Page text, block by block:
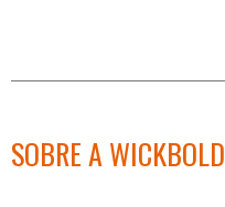
SOBRE A WICKBOLD